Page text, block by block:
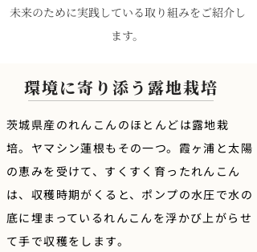
未来のために実践している取り組みをご紹介し
ます。
環境に寄り添う露地栽培
茨城県産のれんこんのほとんどは露地栽
培。ヤマシン蓮根もその一つ。霞ヶ浦と太陽
の恵みを受けて、すくすく育ったれんこん
は、収穫時期がくると、ポンプの水圧で水の
底に埋まっているれんこんを浮かび上がらせ
て手で収穫をします。